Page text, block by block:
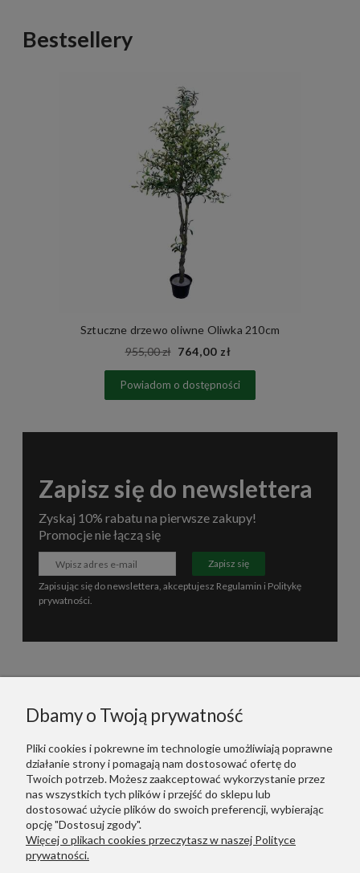
Bestsellery
Sztuczne drzewo oliwne Oliwka 210cm
955,00 zł 764,00 zł
Powiadom o dostępności
Zapisz się do newslettera
Zyskaj 10% rabatu na pierwsze zakupy!
Promocje nie łączą się
Zapisz się
Zapisując się do newslettera, akceptujesz Regulamin i Politykę
prywatności.
Warunki Zakupów
Dodatkowe Linki
Dbamy o Twoją prywatność
Pliki cookies i pokrewne im technologie umożliwiają poprawne
działanie strony i pomagają nam dostosować ofertę do
Twoich potrzeb. Możesz zaakceptować wykorzystanie przez
nas wszystkich tych plików i przejść do sklepu lub
dostosować użycie plików do swoich preferencji, wybierając
opcję "Dostosuj zgody".
Więcej o plikach cookies przeczytasz w naszej Polityce
prywatności.